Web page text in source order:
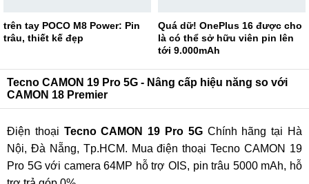
trên tay POCO M8 Power: Pin
trâu, thiết kế đẹp
Quá dữ! OnePlus 16 được cho
là có thể sở hữu viên pin lên
tới 9.000mAh
Tecno CAMON 19 Pro 5G - Nâng cấp hiệu năng so với
CAMON 18 Premier
Điện thoại Tecno CAMON 19 Pro 5GChính hãng tại Hà
Nội, Đà Nẵng, Tp.HCM. Mua điện thoại Tecno CAMON 19
Pro 5G với camera 64MP hỗ trợ OIS, pin trâu 5000 mAh, hỗ